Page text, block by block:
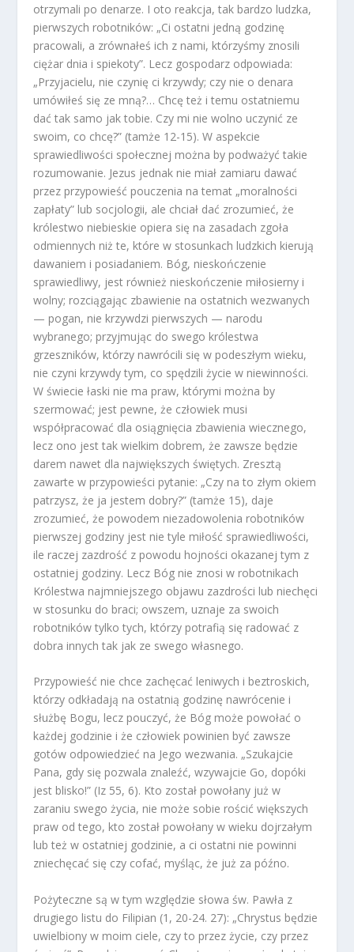
otrzymali po denarze. I oto reakcja, tak bardzo ludzka,
pierwszych robotników: „Ci ostatni jedną godzinę
pracowali, a zrównałeś ich z nami, którzyśmy znosili
ciężar dnia i spiekoty”. Lecz gospodarz odpowiada:
„Przyjacielu, nie czynię ci krzywdy; czy nie o denara
umówiłeś się ze mną?… Chcę też i temu ostatniemu
dać tak samo jak tobie. Czy mi nie wolno uczynić ze
swoim, co chcę?” (tamże 12-15). W aspekcie
sprawiedliwości społecznej można by podważyć takie
rozumowanie. Jezus jednak nie miał zamiaru dawać
przez przypowieść pouczenia na temat „moralności
zapłaty” lub socjologii, ale chciał dać zrozumieć, że
królestwo niebieskie opiera się na zasadach zgoła
odmiennych niż te, które w stosunkach ludzkich kierują
dawaniem i posiadaniem. Bóg, nieskończenie
sprawiedliwy, jest również nieskończenie miłosierny i
wolny; rozciągając zbawienie na ostatnich wezwanych
— pogan, nie krzywdzi pierwszych — narodu
wybranego; przyjmując do swego królestwa
grzeszników, którzy nawrócili się w podeszłym wieku,
nie czyni krzywdy tym, co spędzili życie w niewinności.
W świecie łaski nie ma praw, którymi można by
szermować; jest pewne, że człowiek musi
współpracować dla osiągnięcia zbawienia wiecznego,
lecz ono jest tak wielkim dobrem, że zawsze będzie
darem nawet dla największych świętych. Zresztą
zawarte w przypowieści pytanie: „Czy na to złym okiem
patrzysz, że ja jestem dobry?” (tamże 15), daje
zrozumieć, że powodem niezadowolenia robotników
pierwszej godziny jest nie tyle miłość sprawiedliwości,
ile raczej zazdrość z powodu hojności okazanej tym z
ostatniej godziny. Lecz Bóg nie znosi w robotnikach
Królestwa najmniejszego objawu zazdrości lub niechęci
w stosunku do braci; owszem, uznaje za swoich
robotników tylko tych, którzy potrafią się radować z
dobra innych tak jak ze swego własnego.
Przypowieść nie chce zachęcać leniwych i beztroskich,
którzy odkładają na ostatnią godzinę nawrócenie i
służbę Bogu, lecz pouczyć, że Bóg może powołać o
każdej godzinie i że człowiek powinien być zawsze
gotów odpowiedzieć na Jego wezwania. „Szukajcie
Pana, gdy się pozwala znaleźć, wzywajcie Go, dopóki
jest blisko!” (Iz 55, 6). Kto został powołany już w
zaraniu swego życia, nie może sobie rościć większych
praw od tego, kto został powołany w wieku dojrzałym
lub też w ostatniej godzinie, a ci ostatni nie powinni
zniechęcać się czy cofać, myśląc, że już za późno.
Pożyteczne są w tym względzie słowa św. Pawła z
drugiego listu do Filipian (1, 20-24. 27): „Chrystus będzie
uwielbiony w moim ciele, czy to przez życie, czy przez